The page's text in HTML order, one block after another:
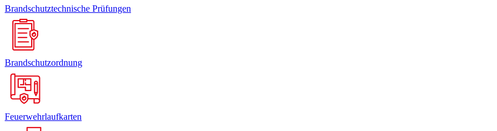
Brandschutztechnische Prüfungen
Brandschutzordnung
Feuerwehrlaufkarten